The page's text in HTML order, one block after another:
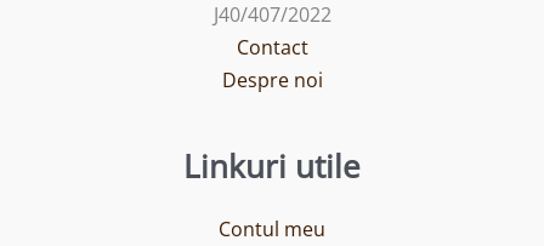
J40/407/2022
Contact
Despre noi
Linkuri utile
Contul meu